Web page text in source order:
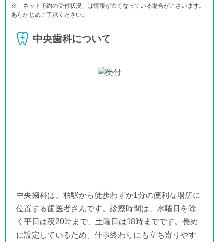
- - 休 - - -
金
-
土
-
日
休 休
-
※「ネット予約の受付状況」は情報が古くなっている場合がございます。
あらかじめご了承ください。
中央歯科について
中央歯科は、柏駅から徒歩わずか1分の便利な場所に
位置する歯医者さんです。診療時間は、水曜日を除
く平日は夜20時まで、土曜日は18時までです。長め
に設定しているため、仕事終わりにも立ち寄りやす